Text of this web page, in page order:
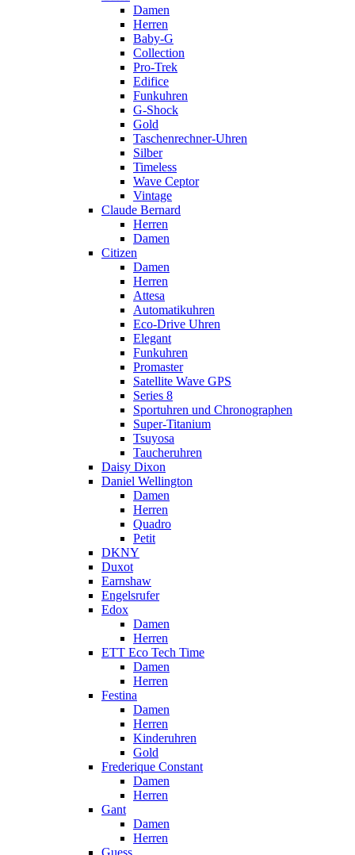
Damen
Herren
Baby-G
Collection
Pro-Trek
Edifice
Funkuhren
G-Shock
Gold
Taschenrechner-Uhren
Silber
Timeless
Wave Ceptor
Vintage
Claude Bernard
Herren
Damen
Citizen
Damen
Herren
Attesa
Automatikuhren
Eco-Drive Uhren
Elegant
Funkuhren
Promaster
Satellite Wave GPS
Series 8
Sportuhren und Chronographen
Super-Titanium
Tsuyosa
Taucheruhren
Daisy Dixon
Daniel Wellington
Damen
Herren
Quadro
Petit
DKNY
Duxot
Earnshaw
Engelsrufer
Edox
Damen
Herren
ETT Eco Tech Time
Damen
Herren
Festina
Damen
Herren
Kinderuhren
Gold
Frederique Constant
Damen
Herren
Gant
Damen
Herren
Guess